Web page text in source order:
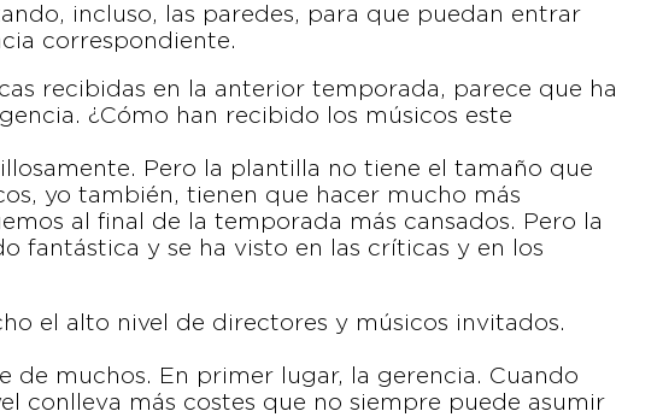
incluso, las paredes, para que puedan entrar
correspondiente.
recibidas en la anterior temporada, parece que ha
¿Cómo han recibido los músicos este
Pero la plantilla no tiene el tamaño que
yo también, tienen que hacer mucho más
al final de la temporada más cansados. Pero la
fantástica y se ha visto en las críticas y en los
el alto nivel de directores y músicos invitados.
de muchos. En primer lugar, la gerencia. Cuando
conlleva más costes que no siempre puede asumir